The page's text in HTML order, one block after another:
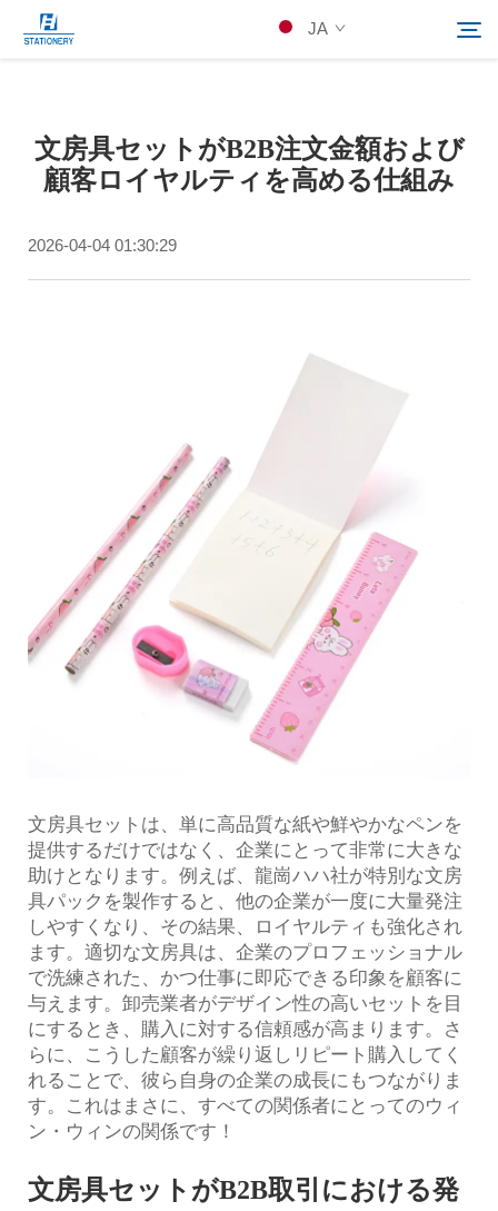
JA
製品
検索
文房具セットがB2B注文金額および
顧客ロイヤルティを高める仕組み
2026-04-04 01:30:29
文房具セットは、単に高品質な紙や鮮やかなペンを
提供するだけではなく、企業にとって非常に大きな
助けとなります。例えば、龍崗ハハ社が特別な文房
具パックを製作すると、他の企業が一度に大量発注
しやすくなり、その結果、ロイヤルティも強化され
ます。適切な文房具は、企業のプロフェッショナル
で洗練された、かつ仕事に即応できる印象を顧客に
与えます。卸売業者がデザイン性の高いセットを目
にするとき、購入に対する信頼感が高まります。さ
らに、こうした顧客が繰り返しリピート購入してく
れることで、彼ら自身の企業の成長にもつながりま
す。これはまさに、すべての関係者にとってのウィ
ン・ウィンの関係です！
文房具セットがB2B取引における発